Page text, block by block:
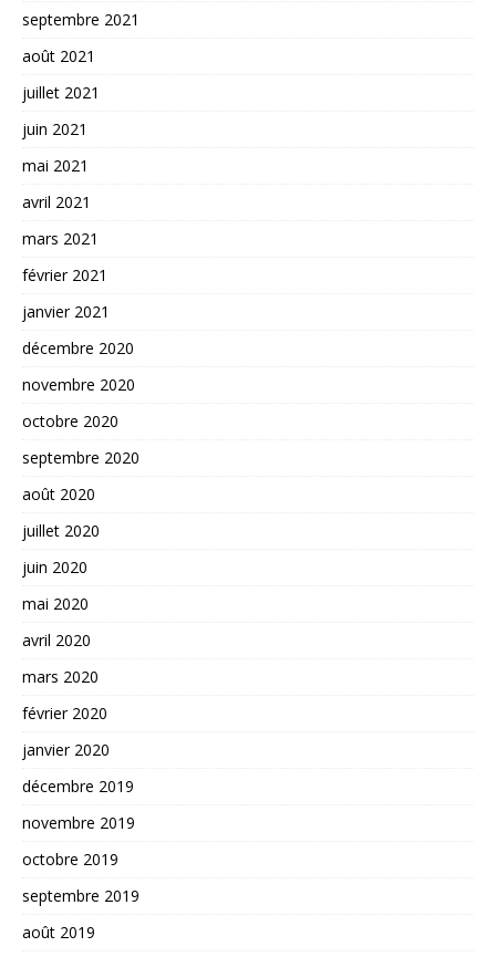
septembre 2021
août 2021
juillet 2021
juin 2021
mai 2021
avril 2021
mars 2021
février 2021
janvier 2021
décembre 2020
novembre 2020
octobre 2020
septembre 2020
août 2020
juillet 2020
juin 2020
mai 2020
avril 2020
mars 2020
février 2020
janvier 2020
décembre 2019
novembre 2019
octobre 2019
septembre 2019
août 2019